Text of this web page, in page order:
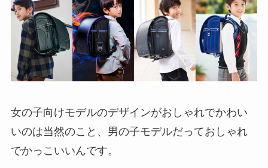
女の子向けモデルのデザインがおしゃれでかわい
いのは当然のこと、男の子モデルだっておしゃれ
でかっこいいんです。